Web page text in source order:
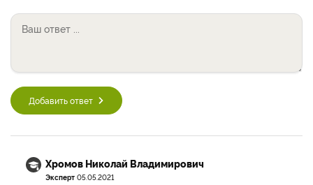
Добавить ответ
Хромов Николай Владимирович
Эксперт 05.05.2021